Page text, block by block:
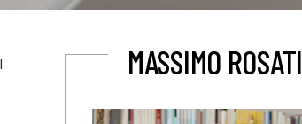
MASSIMO ROSATI